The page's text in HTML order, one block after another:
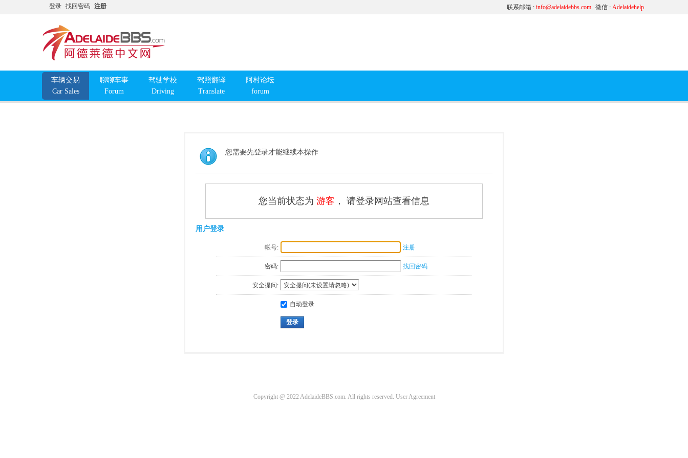
登录 找回密码 注册 微信 : Adelaidehelp
联系邮箱 : info@adelaidebbs.com
车辆交易
Car Sales
聊聊车事
Forum
驾驶学校
Driving
驾照翻译
Translate
阿村论坛
forum
您需要先登录才能继续本操作
您当前状态为 游客 ， 请登录网站查看信息
用户登录
帐号: 注册
密码: 找回密码
安全提问:
自动登录
登录
Copyright @ 2022 AdelaideBBS.com. All rights reserved. User Agreement